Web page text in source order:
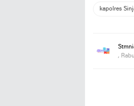
kapolres
,